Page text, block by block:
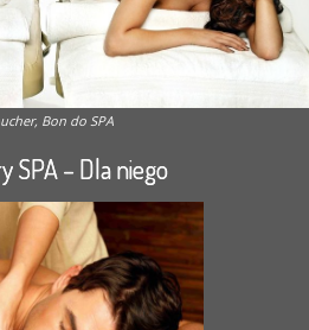
Bon do SPA
SPA – Dla niego